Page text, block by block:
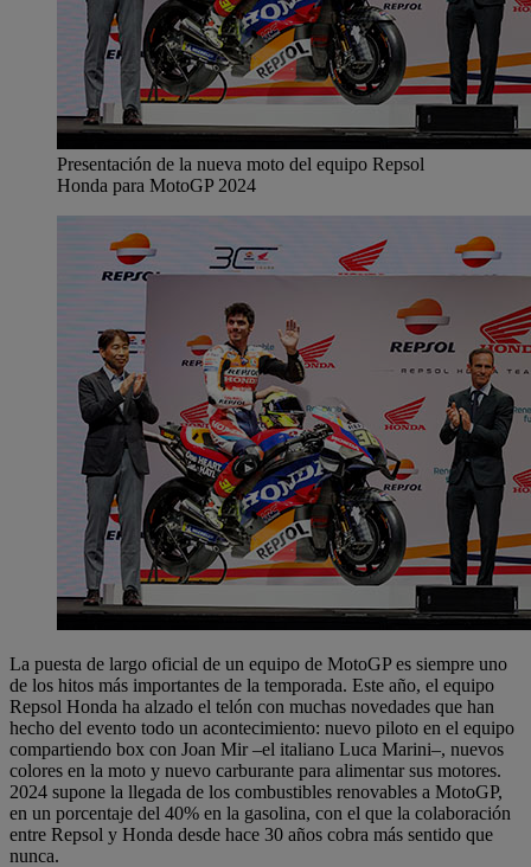
Presentación de la nueva moto del equipo Repsol
Honda para MotoGP 2024
La puesta de largo oficial de un equipo de MotoGP es siempre uno
de los hitos más importantes de la temporada. Este año, el equipo
Repsol Honda ha alzado el telón con muchas novedades que han
hecho del evento todo un acontecimiento: nuevo piloto en el equipo
compartiendo box con Joan Mir –el italiano Luca Marini–, nuevos
colores en la moto y nuevo carburante para alimentar sus motores.
2024 supone la llegada de los combustibles renovables a MotoGP,
en un porcentaje del 40% en la gasolina, con el que la colaboración
entre Repsol y Honda desde hace 30 años cobra más sentido que
nunca.